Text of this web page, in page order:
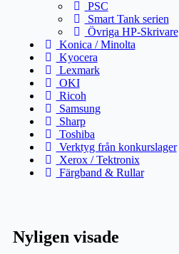
PSC
Smart Tank serien
Övriga HP-Skrivare
Konica / Minolta
Kyocera
Lexmark
OKI
Ricoh
Samsung
Sharp
Toshiba
Verktyg från konkurslager
Xerox / Tektronix
Färgband & Rullar
Nyligen visade